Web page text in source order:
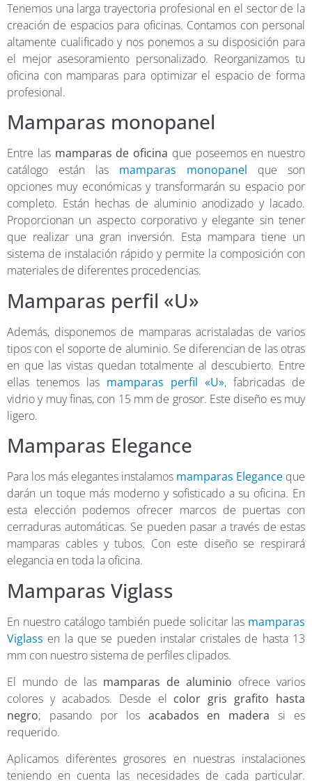
Tenemos una larga trayectoria profesional en el sector de la
creación de espacios para oficinas. Contamos con personal
altamente cualificado y nos ponemos a su disposición para
el mejor asesoramiento personalizado. Reorganizamos tu
oficina con mamparas para optimizar el espacio de forma
profesional.
Mamparas monopanel
Entre lasmamparas de oficina que poseemos en nuestro
catálogo están las mamparas monopanel que son
opciones muy económicas y transformarán su espacio por
completo. Están hechas de aluminio anodizado y lacado.
Proporcionan un aspecto corporativo y elegante sin tener
que realizar una gran inversión. Esta mampara tiene un
sistema de instalación rápido y permite la composición con
materiales de diferentes procedencias.
Mamparas perfil «U»
Además, disponemos de mamparas acristaladas de varios
tipos con el soporte de aluminio. Se diferencian de las otras
en que las vistas quedan totalmente al descubierto. Entre
ellas tenemos las mamparas perfil «U», fabricadas de
vidrio y muy finas, con 15 mm de grosor. Este diseño es muy
ligero.
Mamparas Elegance
Para los más elegantes instalamos mamparas Elegance que
darán un toque más moderno y sofisticado a su oficina. En
esta elección podemos ofrecer marcos de puertas con
cerraduras automáticas. Se pueden pasar a través de estas
mamparas cables y tubos. Con este diseño se respirará
elegancia en toda la oficina.
Mamparas Viglass
En nuestro catálogo también puede solicitar las mamparas
Viglass en la que se pueden instalar cristales de hasta 13
mm con nuestro sistema de perfiles clipados.
El mundo de las mamparas de aluminio ofrece varios
colores y acabados. Desde el color gris grafito hasta
negro; pasando por los acabados en madera si es
requerido.
Aplicamos diferentes grosores en nuestras instalaciones
teniendo en cuenta las necesidades de cada particular.